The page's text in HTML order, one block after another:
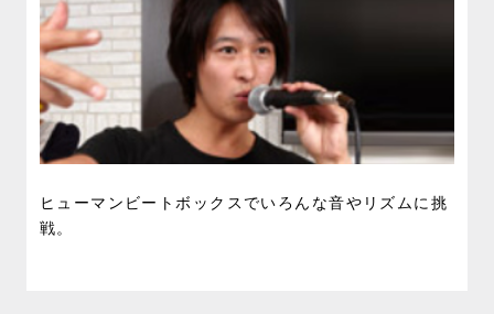
ヒューマンビートボックスでいろんな音やリズムに挑
戦。